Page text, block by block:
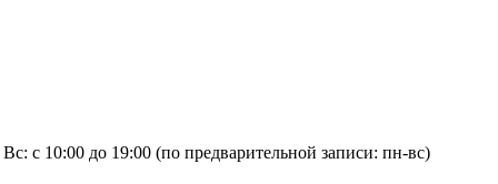
с 10:00 до 19:00 (по предварительной записи: пн-вс)